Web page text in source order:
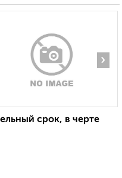
›
срок, в черте